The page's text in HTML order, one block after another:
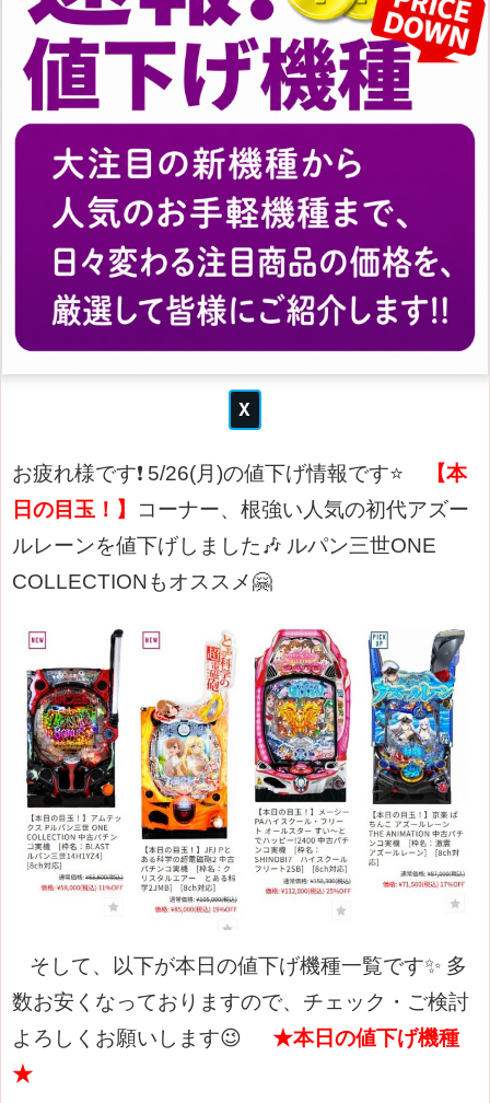
お疲れ様です❗ 5/26(月)の値下げ情報です⭐
【本
日の目玉！】
コーナー、根強い人気の初代アズー
ルレーンを値下げしました🎶 ルパン三世ONE
COLLECTIONもオススメ🤗
そして、以下が本日の値下げ機種一覧です✨ 多
数お安くなっておりますので、チェック・ご検討
よろしくお願いします😉
★本日の値下げ機種
★